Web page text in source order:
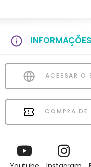
INFORMAÇÕES
ACESSAR O
COMPRA DE